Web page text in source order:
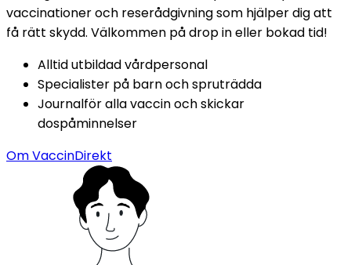
vaccinationer och reserådgivning som hjälper dig att
få rätt skydd. Välkommen på drop in eller bokad tid!
Alltid utbildad vårdpersonal
Specialister på barn och spruträdda
Journalför alla vaccin och skickar
dospåminnelser
Om VaccinDirekt